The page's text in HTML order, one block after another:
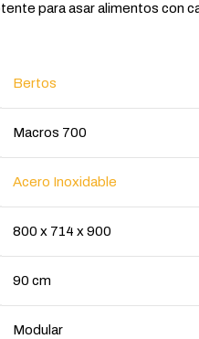
para asar alimentos con
Bertos
Macros 700
Acero Inoxidable
800 x 714 x 900
90 cm
Modular